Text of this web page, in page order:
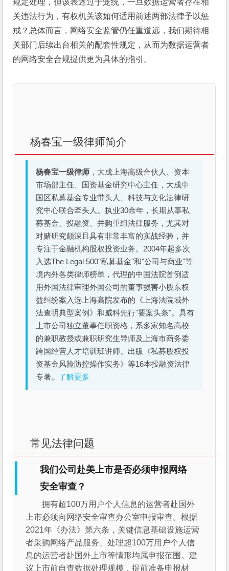
规定处理，但该表述过于笼统，一旦数据运营者存在相
关违法行为，有权机关该如何适用前述两部法律予以惩
戒？总体而言，网络安全监管仍任重道远，我们期待相
关部门后续出台相关的配套性规定，从而为数据运营者
的网络安全合规提供更为具体的指引。
杨春宝一级律师简介
杨春宝一级律师 ，大成上海高级合伙人、资本
市场部主任、国资基金研究中心主任，大成中
国区私募基金专业带头人、科技与文化法律研
究中心联合牵头人。执业30余年，长期从事私
募基金、投融资、并购重组法律服务，尤其对
对赌研究颇深且具有非常丰富的实战经验，并
专注于金融机构股权投资业务。2004年起多次
入选The Legal 500"私募基金"和"公司与商业"等
境内外各类律师榜单，代理的中国法院首例适
用外国法律审理外国公司的董事损害小股东权
益纠纷案入选上海高院发布的《上海法院域外
法查明典型案例》和威科先行"要案头条"。具有
上市公司独立董事任职资格，系多家知名高校
的兼职教授或兼职研究生导师及上海市商务委
跨国经营人才培训班讲师。出版《私募股权投
资基金风险防控操作实务》等16本投融资法律
专著。 了解更多
常见法律问题
我们公司赴美上市是否必须申报网络
安全审查？
拥有超100万用户个人信息的运营者赴国外
上市必须向网络安全审查办公室申报审查。根据
2021年《办法》第六条，关键信息基础设施运营
者采购网络产品服务、处理超100万用户个人信
息的运营者赴国外上市等情形均属申报范围。建
议上市前自查数据处理规模，提前准备申报材